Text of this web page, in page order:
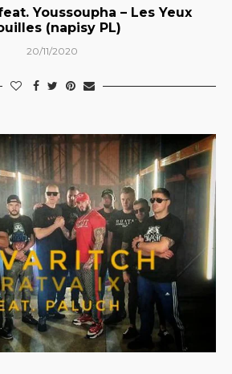
Youssoupha – Les Yeux
(napisy PL)
20/11/2020